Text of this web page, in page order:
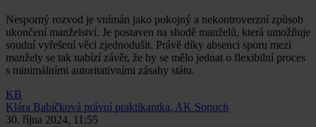
Nesporný rozvod je vnímán jako pokojný a nekontroverzní způsob
ukončení manželství. Je postaven na shodě manželů, která umožňuje
soudní vyřešení věci zjednodušit. Právě díky absenci sporu mezi
manžely se tak nabízí závěr, že by se mělo jednat o flexibilní proces
s minimálními autoritativními zásahy státu.
KB
Klára Babičková právní praktikantka, AK Sopuch
30. října 2024, 11:55